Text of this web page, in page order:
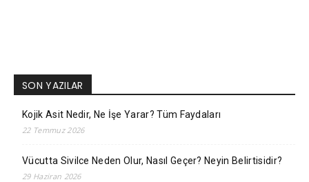
SON YAZILAR
Kojik Asit Nedir, Ne İşe Yarar? Tüm Faydaları
22 Temmuz 2026
Vücutta Sivilce Neden Olur, Nasıl Geçer? Neyin Belirtisidir?
29 Haziran 2026